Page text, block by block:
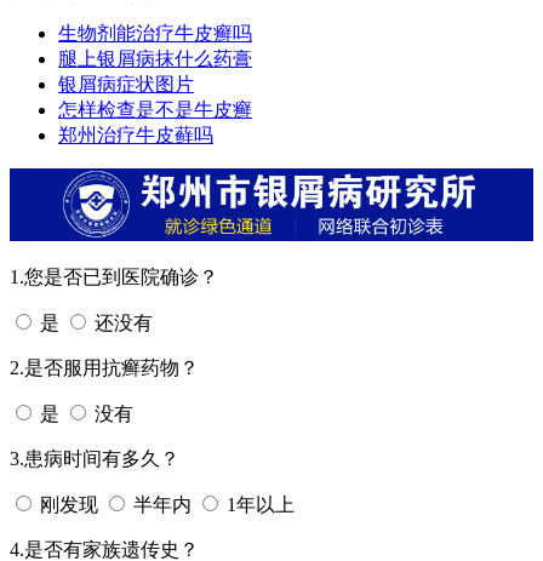
生物剂能治疗牛皮癣吗
腿上银屑病抹什么药膏
银屑病症状图片
怎样检查是不是牛皮癣
郑州治疗牛皮藓吗
1.您是否已到医院确诊？
是 还没有
2.是否服用抗癣药物？
是 没有
3.患病时间有多久？
刚发现 半年内 1年以上
4.是否有家族遗传史？